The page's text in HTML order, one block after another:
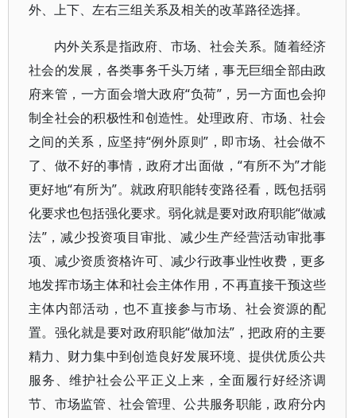
外、上下、左右三组关系及相关的改革路径选择。
内外关系是指政府、市场、社会关系。随着经济
社会的发展，各类事务千头万绪，事无巨细全部由政
府来管，一方面会增大政府“负荷”，另一方面也会抑
制全社会的积极性和创造性。处理政府、市场、社会
之间的关系，应坚持“例外原则”，即市场、社会做不
了、做不好的事情，政府才出面做，“有所不为”才能
更好地“有所为”。就政府职能转变路径看，既包括弱
化要求也包括强化要求。弱化就是要对政府职能“做减
法”，减少投资项目审批、减少生产经营活动审批事
项、减少资质资格许可、减少行政事业性收费，更多
地发挥市场主体和社会主体作用，不再直接干预这些
主体内部活动，也不直接参与市场、社会资源的配
置。强化就是要对政府职能“做加法”，把政府的主要
精力、财力集中到创造良好发展环境、提供优质公共
服务、维护社会公平正义上来，全面履行好经济调
节、市场监管、社会管理、公共服务职能，政府分内